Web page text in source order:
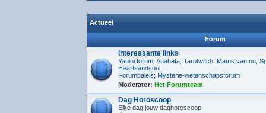
Actueel
Forum
Interessante links
Yanini forum; Anahata; Tarotwitch; Mams van nu;
Heartsandsoul;
Forumpaleis; Mysterie-wetenschapsforum
Moderator: Het Forumteam
Dag Horoscoop
Elke dag jouw daghoroscoop